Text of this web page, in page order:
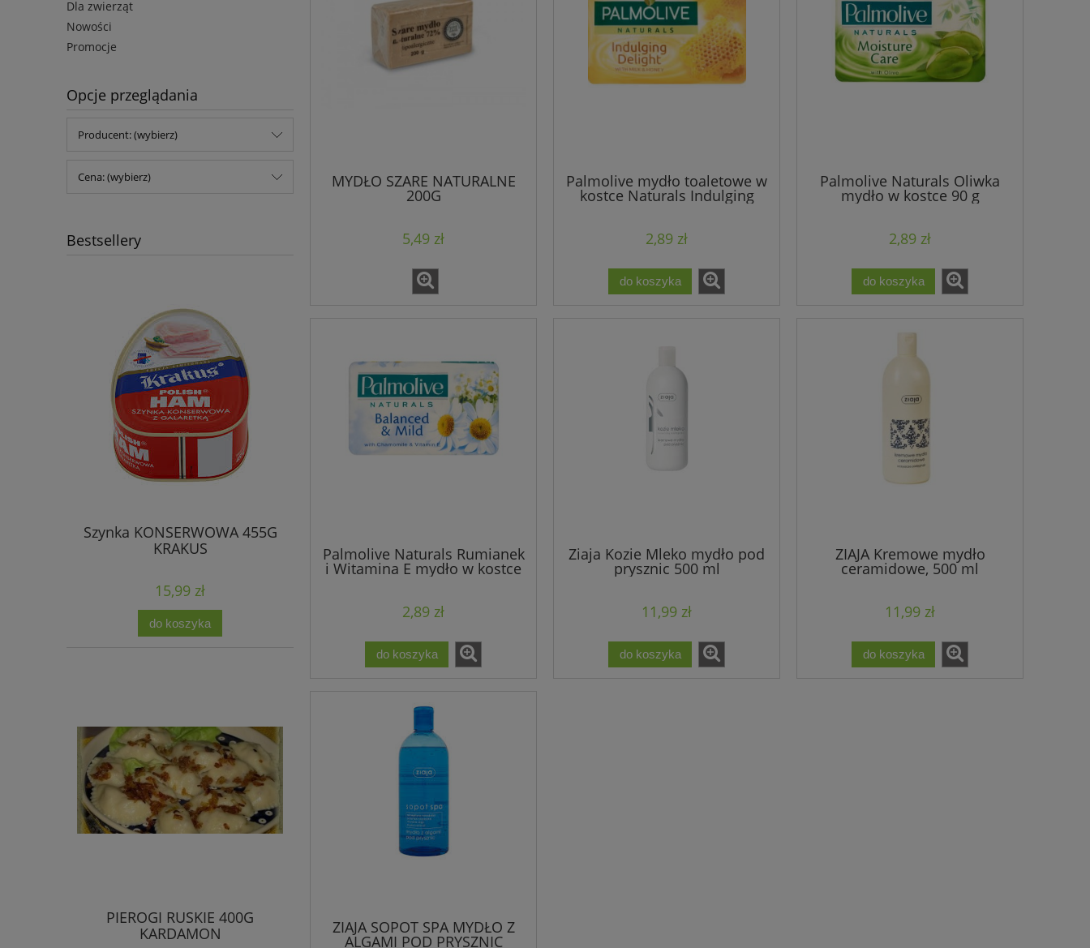
Dla zwierząt
Nowości
Promocje
Opcje przeglądania
Producent: (wybierz)
Cena: (wybierz)
Bestsellery
Szynka KONSERWOWA 455G
KRAKUS
15,99 zł
do koszyka
PIEROGI RUSKIE 400G
KARDAMON
MYDŁO SZARE NATURALNE
200G
5,49 zł
Palmolive mydło toaletowe w
kostce Naturals Indulging
2,89 zł
do koszyka
Palmolive Naturals Oliwka
mydło w kostce 90 g
2,89 zł
do koszyka
Palmolive Naturals Rumianek
i Witamina E mydło w kostce
90 g
2,89 zł
do koszyka
Ziaja Kozie Mleko mydło pod
prysznic 500 ml
11,99 zł
do koszyka
ZIAJA Kremowe mydło
ceramidowe, 500 ml
11,99 zł
do koszyka
ZIAJA SOPOT SPA MYDŁO Z
ALGAMI POD PRYSZNIC